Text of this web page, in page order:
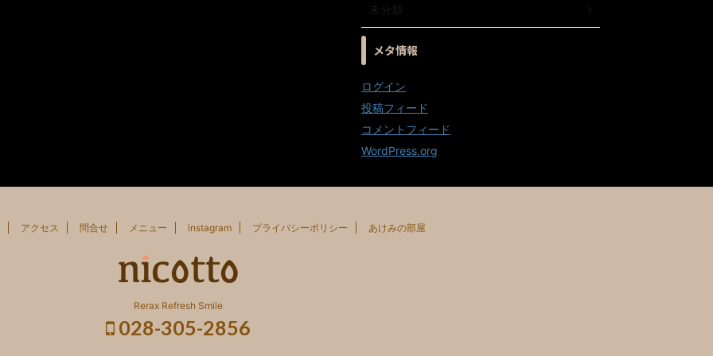
未分類
メタ情報
ログイン
投稿フィード
コメントフィード
WordPress.org
アクセス 問合せ メニュー instagram プライバシーポリシー あけみの部屋
Rerax Refresh Smile
028-305-2856